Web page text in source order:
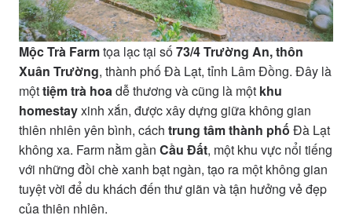
Mộc Trà Farmtọa lạc tại số73/4 Trường An, thôn
Xuân Trường, thành phố Đà Lạt, tỉnh Lâm Đồng. Đây là
mộttiệm trà hoadễ thương và cũng là một khu
homestayxinh xắn, được xây dựng giữa không gian
thiên nhiên yên bình, cách trung tâm thành phố Đà Lạt
không xa. Farm nằm gần Cầu Đất, một khu vực nổi tiếng
với những đồi chè xanh bạt ngàn, tạo ra một không gian
tuyệt vời để du khách đến thư giãn và tận hưởng vẻ đẹp
của thiên nhiên.